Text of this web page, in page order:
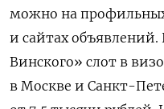
можно на
и сайтах
Винского» слот в
в Москве и Санкт-